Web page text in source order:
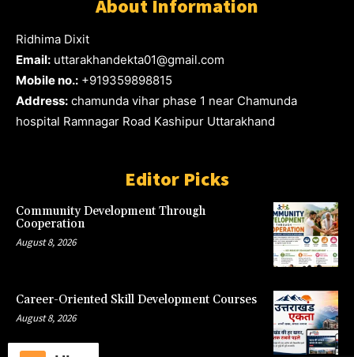
About Information
Ridhima Dixit
Email: uttarakhandekta01@gmail.com
Mobile no.: +919359898815
Address: chamunda vihar phase 1 near Chamunda
hospital Ramnagar Road Kashipur Uttarakhand
Editor Picks
Community Development Through
Cooperation
August 8, 2026
Career-Oriented Skill Development Courses
August 8, 2026